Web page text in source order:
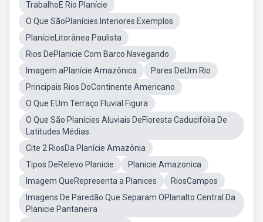
TrabalhoE Rio Planície
O Que SãoPlanícies Interiores Exemplos
PlanícieLitorânea Paulista
Rios DePlanicie Com Barco Navegando
Imagem aPlanície Amazônica
Pares DeUm Rio
Principais Rios DoContinente Americano
O Que EUm Terraço Fluvial Figura
O Que São Planícies Aluviais DeFloresta Caducifólia De
Latitudes Médias
Cite 2 RiosDa Planície Amazônia
Tipos DeRelevo Planicie
Planicie Amazonica
Imagem QueRepresenta a Planices
RiosCampos
Imagens De Paredão Que Separam OPlanalto Central Da
Planicie Pantaneira